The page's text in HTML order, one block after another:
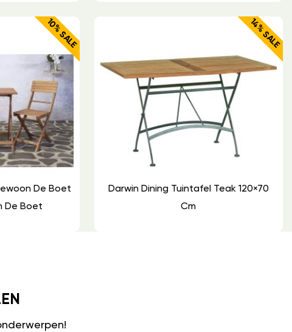
10% SALE
De Boet
De Boet
14% SALE
Darwin Dining Tuintafel Teak 120×70
Cm